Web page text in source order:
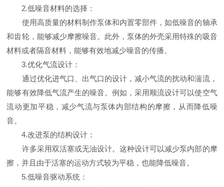
2.低噪音材料的选择：
使用高质量的材料制作泵体和内置零部件，如低噪音的轴承
和齿轮，能够减少摩擦噪音。此外，泵体的外壳采用特殊的吸音
材料或者隔音材料，能够有效地减少噪音的传播。
3.优化气流设计：
通过优化进气口、出气口的设计，减小气流的扰动和湍流，
能够有效降低气流产生的噪音。例如，采用顺流设计可以使空气
流动更加平稳，减少气流与泵体内部结构的摩擦，从而降低噪
音。
4.改进泵的结构设计：
许多采用双活塞或无油设计。这种设计可以减少泵内部的摩
擦，并且由于活塞的运动方式较为平稳，也能降低噪音。
5.低噪音驱动系统：